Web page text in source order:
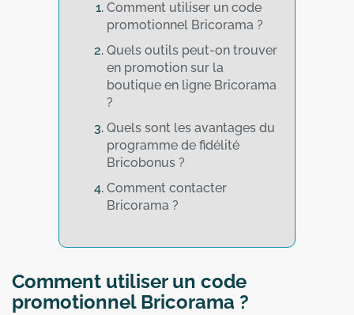
Comment utiliser un code
promotionnel Bricorama ?
Quels outils peut-on trouver
en promotion sur la
boutique en ligne Bricorama
?
Quels sont les avantages du
programme de fidélité
Bricobonus ?
Comment contacter
Bricorama ?
Comment utiliser un code
promotionnel Bricorama ?